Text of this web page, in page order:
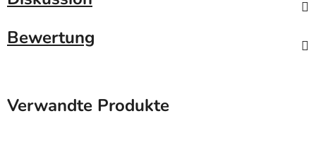
Bewertung
Verwandte Produkte